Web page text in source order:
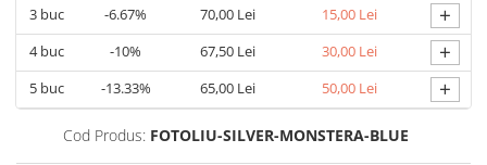
3buc -6.67% 70,00 Lei 15,00 Lei +
4buc -10% 67,50 Lei 30,00 Lei +
5buc -13.33% 65,00 Lei 50,00 Lei +
Cod Produs: FOTOLIU-SILVER-MONSTERA-BLUE